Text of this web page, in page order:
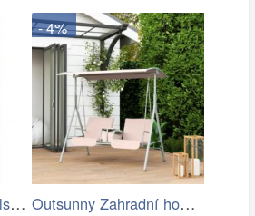
Axin Trading s.r.o. Polstr na závěsnou…
- 4%
Outsunny Zahradní houpačka, dvoumístná,…